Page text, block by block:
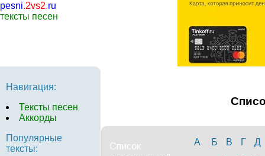
pesni.2vs2.ru
тексты песен
Навигация:
Тексты песен
Аккорды
Популярные
тексты:
А Б В Г
Д